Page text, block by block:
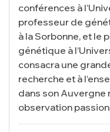
conférences à
professeur de
à la Sorbonne, et le
génétique à
consacra une
recherche et à
dans son Auvergne
observation